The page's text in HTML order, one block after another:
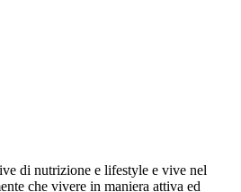
di nutrizione e lifestyle e vive nel
che vivere in maniera attiva ed